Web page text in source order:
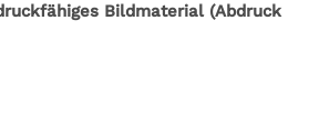
Bildmaterial (Abdruck